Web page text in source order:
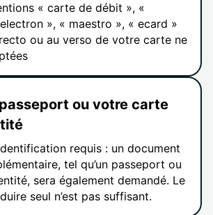
« carte de débit », «
», « maestro », « ecard »
ou au verso de votre carte ne
ou votre carte
requis : un document
tel qu’un passeport ou
sera également demandé. Le
seul n’est pas suffisant.